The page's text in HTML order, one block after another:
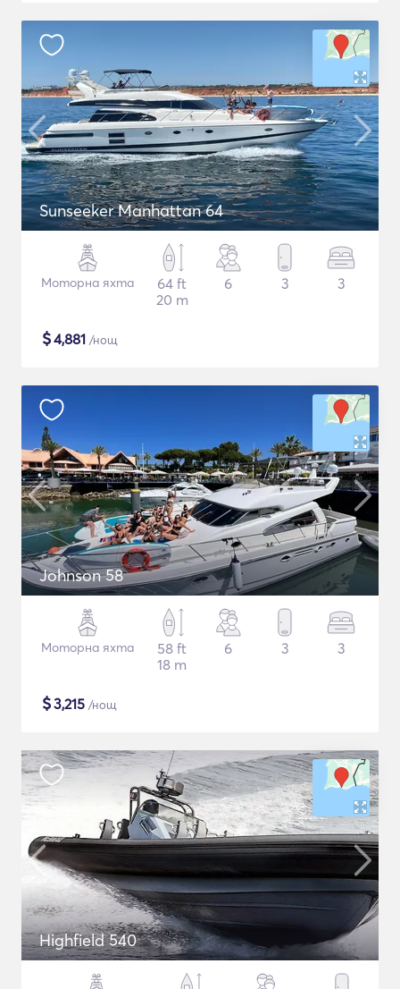
Sunseeker Manhattan 64
Моторна яхта
64 ft
20 m
6 3 3
$4,881 /нощ
Johnson 58
Моторна яхта
58 ft
18 m
6 3 3
$3,215 /нощ
Highfield 540